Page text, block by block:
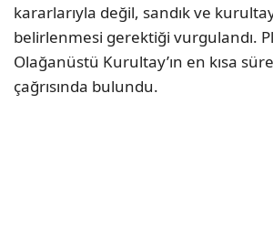
kararlarıyla değil, sandık ve
belirlenmesi gerektiği vurgulandı.
Olağanüstü Kurultay’ın en kısa
çağrısında bulundu.